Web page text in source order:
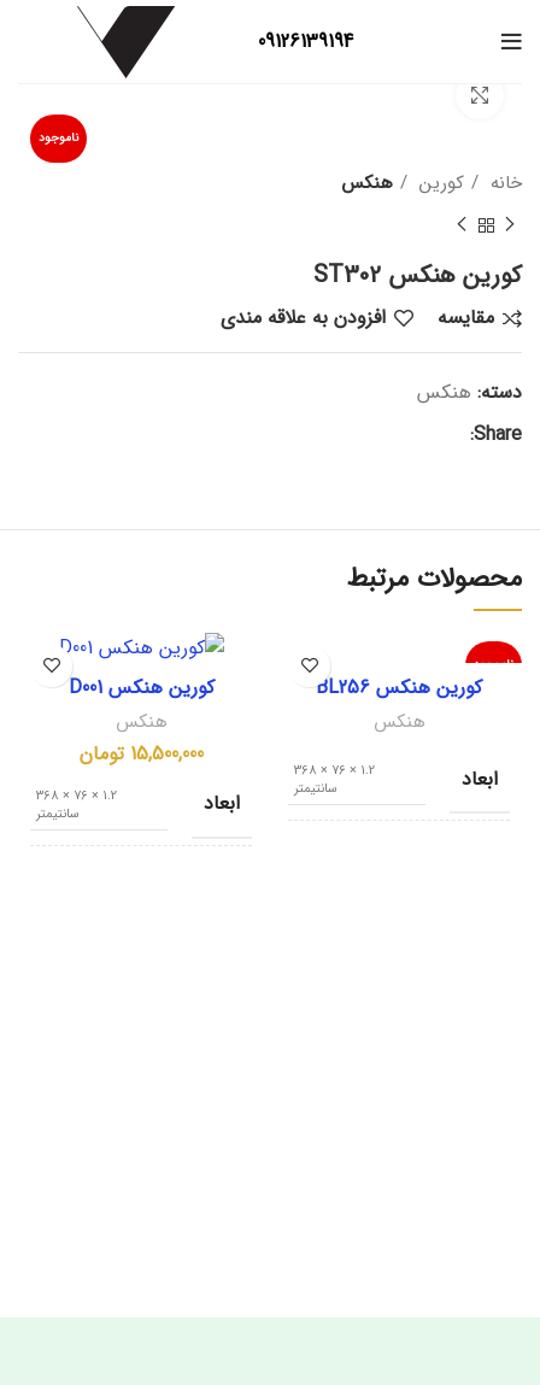
09126139194
ناموجود
خانه کورین هنکس
کورین هنکس ST302
مقایسه افزودن به علاقه مندی
دسته: هنکس
Share:
محصولات مرتبط
ناموجود
کورین هنکس BL256
هنکس
ابعاد
1.2 × 76 × 368
سانتیمتر
کورین هنکس D001
هنکس
15,500,000 تومان
ابعاد
1.2 × 76 × 368
سانتیمتر